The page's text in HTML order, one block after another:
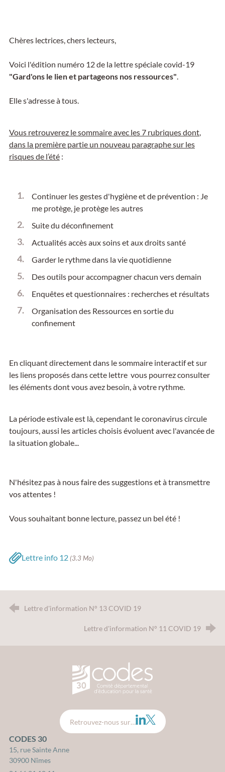
Chères lectrices, chers lecteurs,
Voici l'édition numéro 12 de la lettre spéciale covid-19
"Gard'ons le lien et partageons nos ressources"
Elle s'adresse à tous.
Vous retrouverez le sommaire avec les 7 rubriques dont,
dans la première partie un nouveau paragraphe sur les
risques de l’été:
Continuer les gestes d'hygiène et de prévention : Je
me protège, je protège les autres
Suite du déconfinement
Actualités accès aux soins et aux droits santé
Garder le rythme dans la vie quotidienne
Des outils pour accompagner chacun vers demain
Enquêtes et questionnaires : recherches et résultats
Organisation des Ressources en sortie du
confinement
En cliquant directement dans le sommaire interactif et sur
les liens proposés dans cette lettre vous pourrez consulter
les éléments dont vous avez besoin, à votre rythme.
La période estivale est là, cependant le coronavirus circule
toujours, aussi les articles choisis évoluent avec l'avancée de
la situation globale...
N'hésitez pas à nous faire des suggestions et à transmettre
vos attentes !
Vous souhaitant bonne lecture, passez un bel été !
Lettre info 12(3.3 Mo)
Lettre d'information N° 13 COVID 19
Lettre d'information N° 11 COVID 19
CODES 30 - Comité
Retrouvez-nous sur… LinkedIn
Twitter
CODES 30
15, rue Sainte Anne
30900 Nîmes